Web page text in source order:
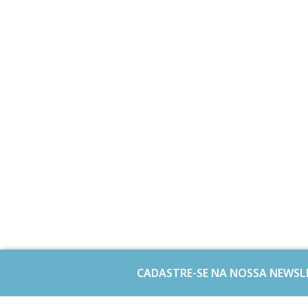
CADASTRE-SE NA NOSSA